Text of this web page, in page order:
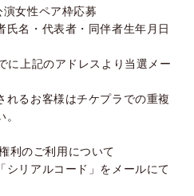
女性ペア枠応募
名・代表者・同伴者生年月日
に上記のアドレスより当選メー
れるお客様はチケプラでの重複
利のご利用について
シリアルコード」をメールにて